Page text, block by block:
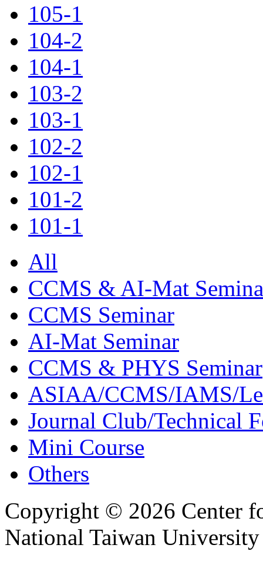
105-1
104-2
104-1
103-2
103-1
102-2
102-1
101-2
101-1
All
CCMS & AI-Mat
CCMS Seminar
AI-Mat Seminar
CCMS & PHYS Seminar
ASIAA/CCMS/IAMS/
Journal Club/Technical
Mini Course
Others
Copyright © 2026 Center
National Taiwan University